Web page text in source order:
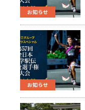
お知らせ
お知らせ